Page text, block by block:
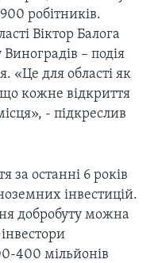
робітників.
Віктор Балога
– подія
«Це для області як
що кожне відкриття
- пiдкреслив
за останні 6 років
інвестицій.
добробуту можна
400 мільйонів